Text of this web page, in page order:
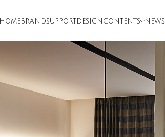
HOME BRANDSUPPORT DESIGN CONTENTS NEWS